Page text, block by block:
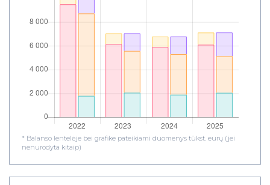
* Balanso lentelėje bei grafike pateikiami duomenys tūkst. eurų (jei
nenurodyta kitaip)